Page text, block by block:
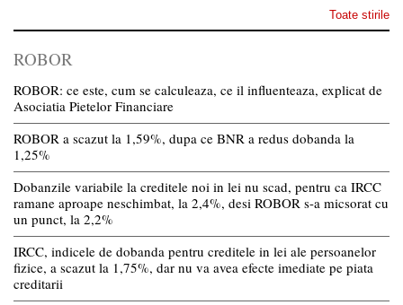
Toate stirile
ROBOR
ROBOR: ce este, cum se calculeaza, ce il influenteaza, explicat de
Asociatia Pietelor Financiare
ROBOR a scazut la 1,59%, dupa ce BNR a redus dobanda la
1,25%
Dobanzile variabile la creditele noi in lei nu scad, pentru ca IRCC
ramane aproape neschimbat, la 2,4%, desi ROBOR s-a micsorat cu
un punct, la 2,2%
IRCC, indicele de dobanda pentru creditele in lei ale persoanelor
fizice, a scazut la 1,75%, dar nu va avea efecte imediate pe piata
creditarii